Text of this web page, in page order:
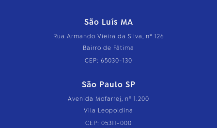
São Luís MA
Rua Armando Vieira da Silva, nº 126
Bairro de Fátima
CEP: 65030-130
São Paulo SP
Avenida Mofarrej, nº 1.200
Vila Leopoldina
CEP: 05311-000